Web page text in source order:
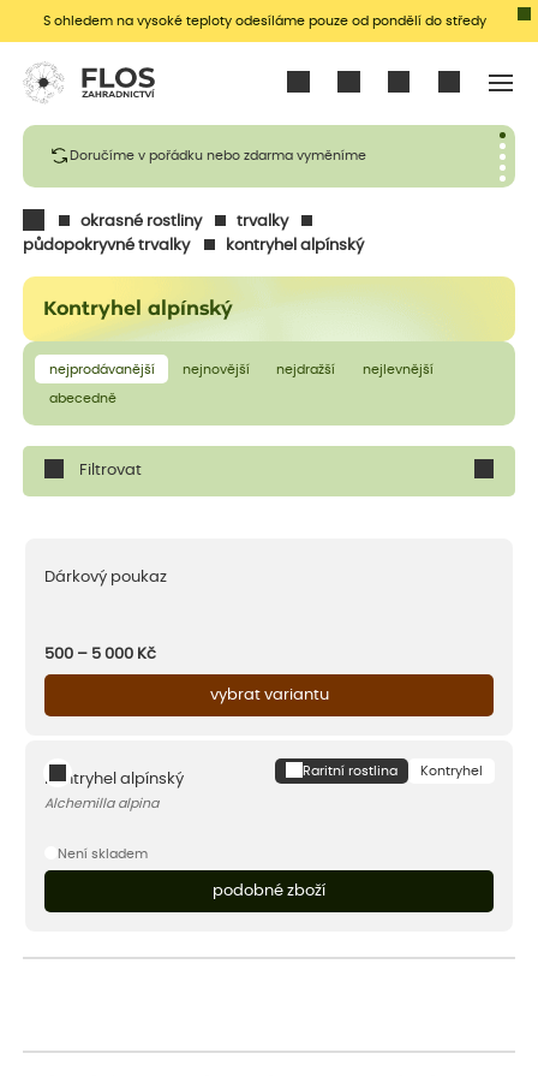
S ohledem na vysoké teploty odesíláme pouze od pondělí do středy
Doručíme v pořádku nebo zdarma vyměníme
okrasné rostliny
trvalky
půdopokryvné trvalky
kontryhel alpínský
Kontryhel alpínský
nejprodávanější nejnovější nejdražší nejlevnější
abecedně
Filtrovat
Dárkový poukaz
500 – 5 000 Kč
vybrat variantu
Raritní rostlina Kontryhel
Kontryhel alpínský
Alchemilla alpina
Není skladem
podobné zboží